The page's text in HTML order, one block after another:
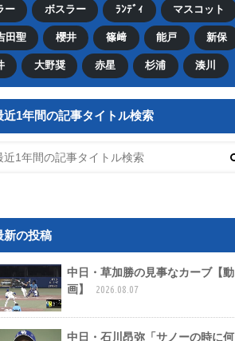
ー ボスラー ﾗﾝﾃﾞｨ マスコット
田聖 櫻井 篠﨑 能戸 新保
大野奨 赤星 杉浦 湊川
近1年間の記事タイトル検索
新の投稿
中日・草加勝の見事なカーブ【動
画】
2026.08.07
中日・石川昂弥「サノーの時に何